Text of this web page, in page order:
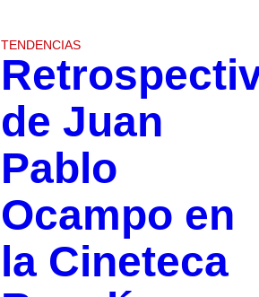
TENDENCIAS
de Juan
Pablo
Ocampo en
la Cineteca